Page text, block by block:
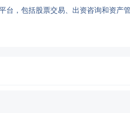
，包括股票交易、出资咨询和资产